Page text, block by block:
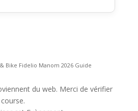
Bike Fidelio Manom 2026 Guide
du web. Merci de vérifier